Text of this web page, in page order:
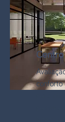
conforto